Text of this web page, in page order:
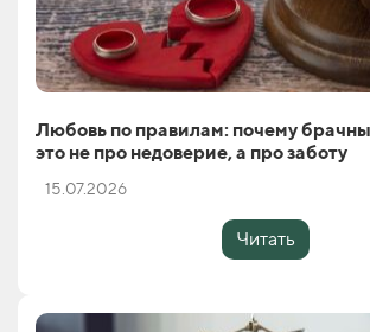
Любовь по правилам: почему
это не про недоверие, а про заботу
15.07.2026
Читать